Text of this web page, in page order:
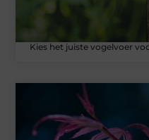
Kies het juiste vogelvoer